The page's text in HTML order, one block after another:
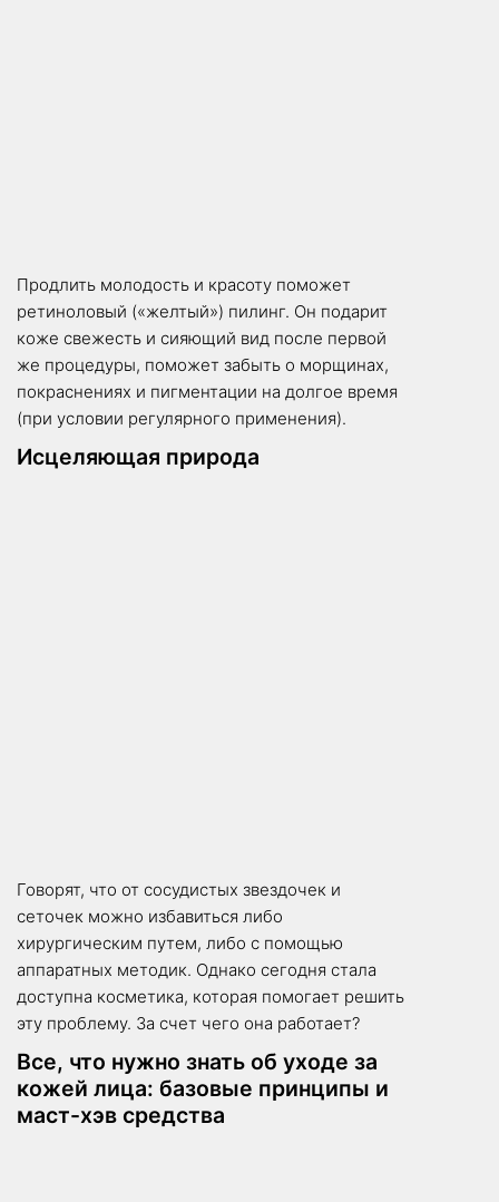
Продлить молодость и красоту поможет
ретиноловый («желтый») пилинг. Он подарит
коже свежесть и сияющий вид после первой
же процедуры, поможет забыть о морщинах,
покраснениях и пигментации на долгое время
(при условии регулярного применения).
Исцеляющая природа
Говорят, что от сосудистых звездочек и
сеточек можно избавиться либо
хирургическим путем, либо с помощью
аппаратных методик. Однако сегодня стала
доступна косметика, которая помогает решить
эту проблему. За счет чего она работает?
Все, что нужно знать об уходе за
кожей лица: базовые принципы и
маст-хэв средства